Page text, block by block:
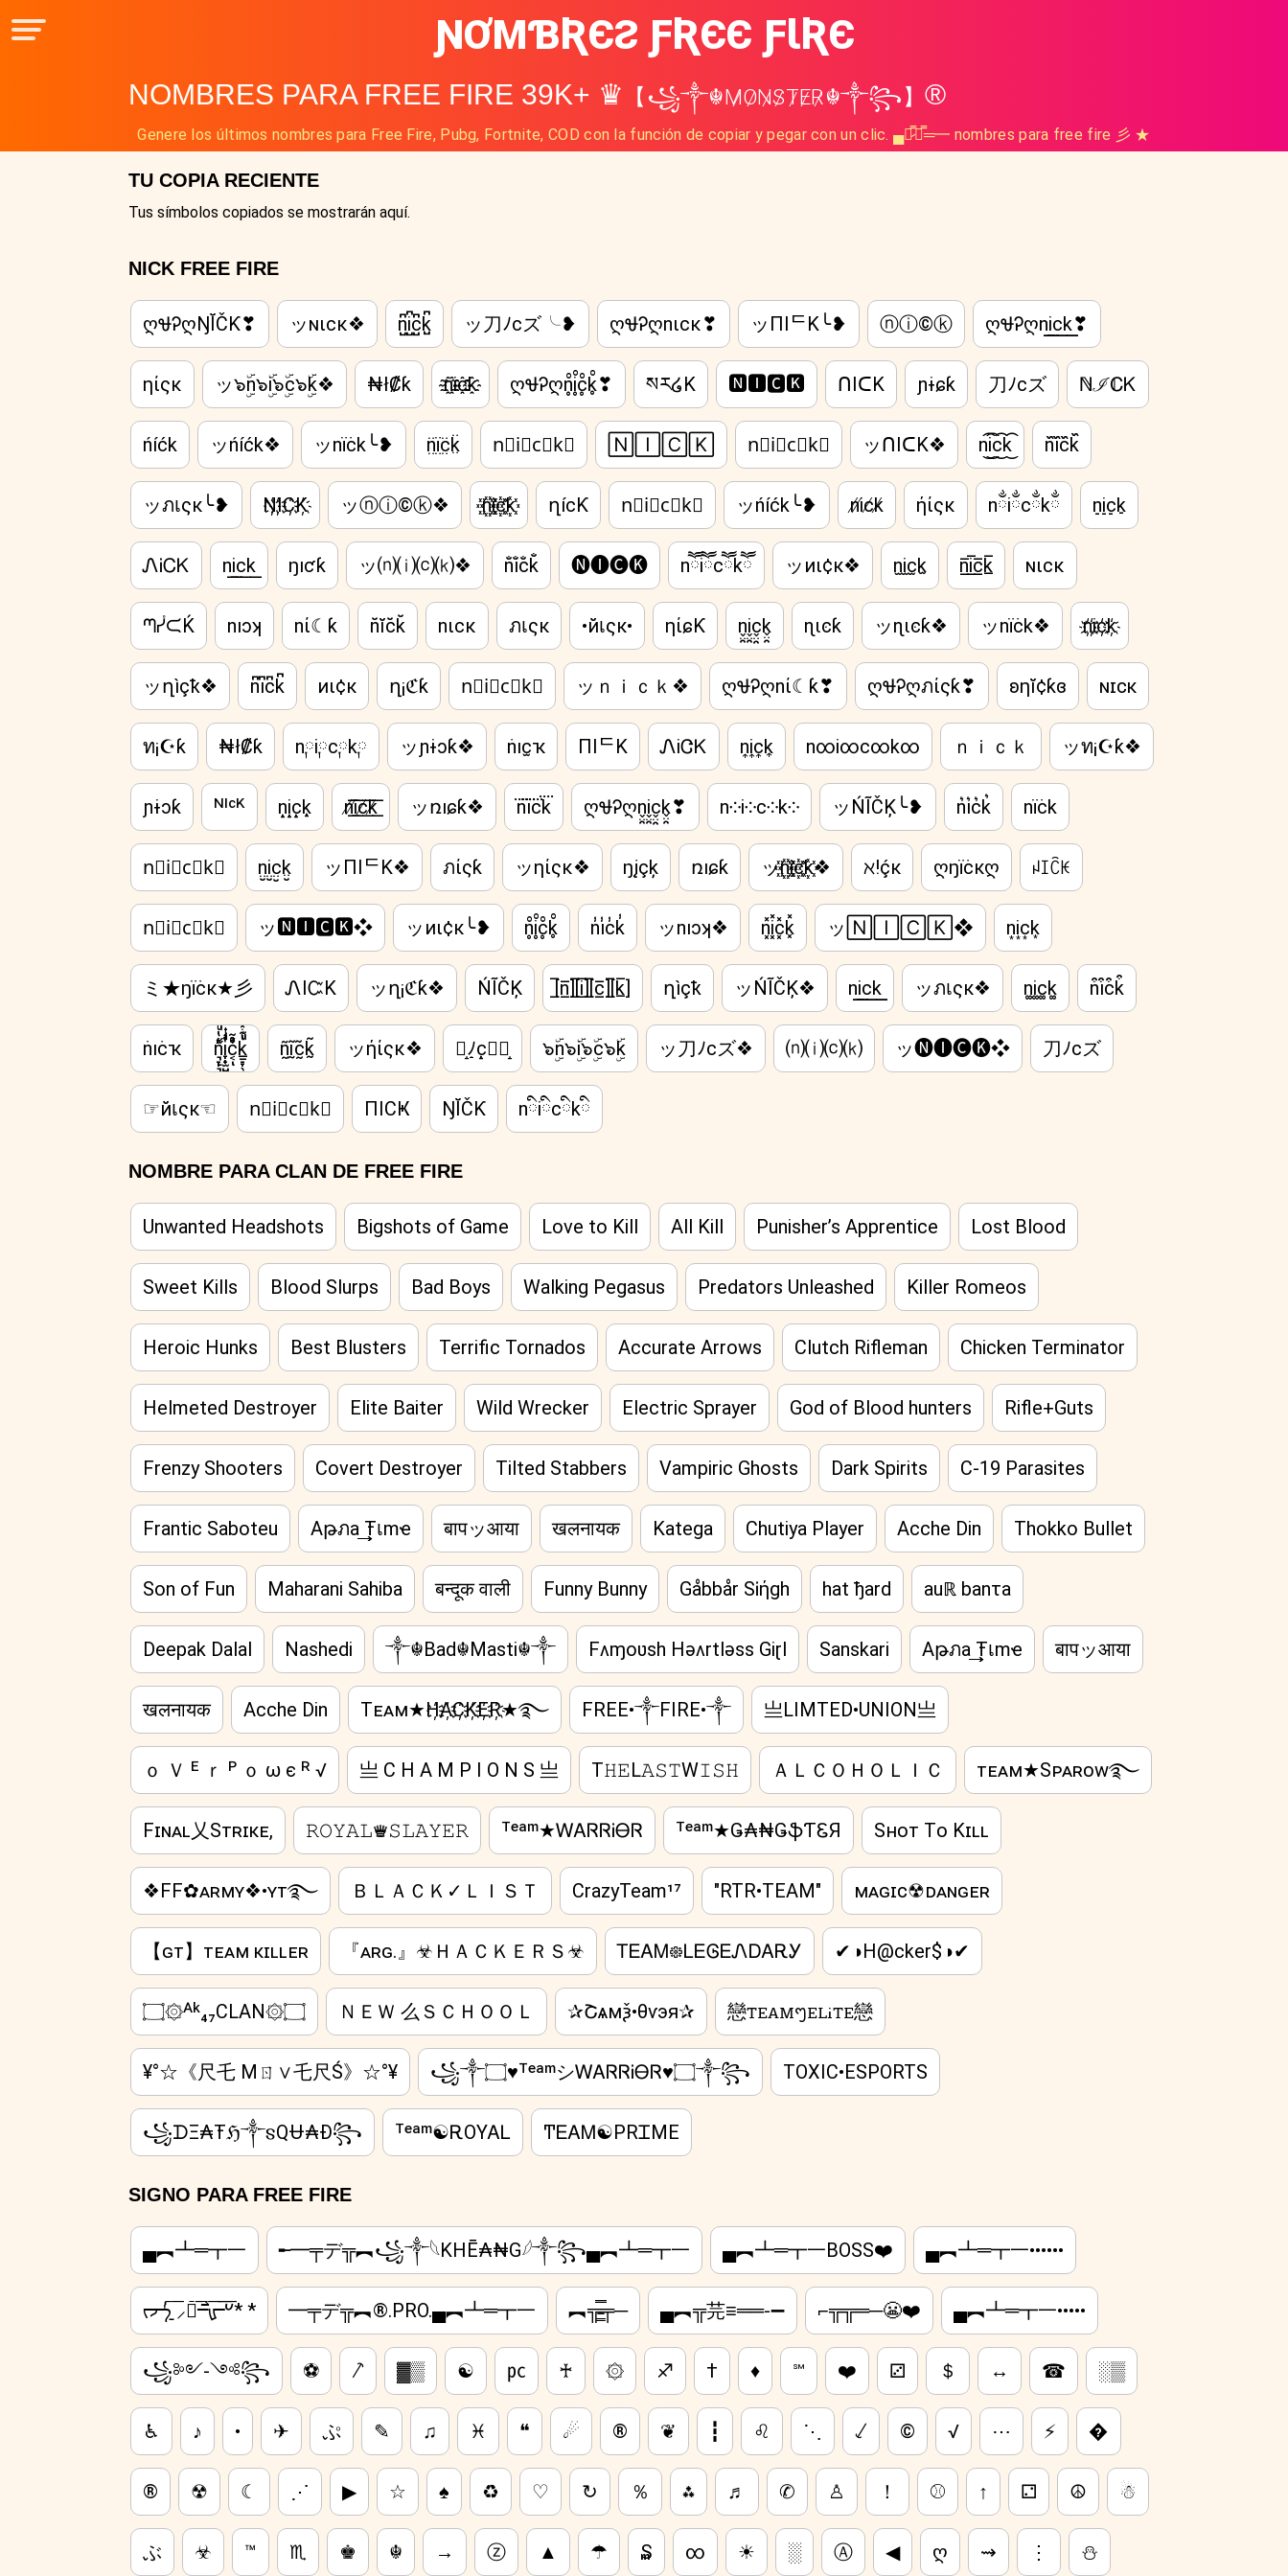
ƝƠMƁƦЄƧ ƑƦЄЄ ƑƖƦЄ
NOMBRES PARA FREE FIRE 39K+ ♛ 【꧁༒☬M̷O̷N̷S̷T̷E̷R̷☬༒꧂】 ®
Genere los últimos nombres para Free Fire, Pubg, Fortnite, COD con la función de copiar y pegar con un clic. ▄︻̷̿┻̿═━ nombres para free fire 彡 ★
TU COPIA RECIENTE
Tus símbolos copiados se mostrarán aquí.
NICK FREE FIRE
ღᏠᎮღŊĬČƘ❣ ッɴιcκ❖ n̺͆i̺͆c̺͆k̺͆ ッ刀ﾉcズ╰❥ ღᏠᎮღnιcĸ❣ ッПIᄃK╰❥ ⓝⓘ©ⓚ ღᏠᎮღn͟͟i͟͟c͟͟k͟͟❣
ηίςκ ッ๖ۣۜn๖ۣۜi๖ۣۜc๖ۣۜk❖ ₦ł₡ƙ n҈i҈c҈k҈ ღᏠᎮღn̥ͦi̥ͦc̥ͦk̥ͦ❣ སར໒K 🅽🅸🅲🅺 ᑎIᑕK ɲɨɕƙ 刀ﾉcズ ℕℐℂᏦ
ńíćk ッńíćk❖ ッnïċk╰❥ n̤̈ï̤c̤̈k̤̈ n⃟i⃟c⃟k⃟ 🄽🄸🄲🄺 n⃒i⃒c⃒k⃒ ッᑎIᑕK❖ n͜͡i͜͡c͜͡k͜͡ n᷈i᷈c᷈k᷈
ッภเςк╰❥ N҉I҉C҉K҉ ッⓝⓘ©ⓚ❖ n꙰i꙰c꙰k꙰ ղíϲƘ n⃕i⃕c⃕k⃕ ッńíćk╰❥ n̸i̸c̸k̸ ήίςκ nྂiྂcྂkྂ n̠i̠c̠k̠
ᏁᎥᏟᏦ n͟i͟c͟k͟ ŋıƈƙ ッ⒩⒤⒞⒦❖ n̐i̐c̐k̐ 🅝🅘🅒🅚 nཽiཽcཽkཽ ッиι¢к❖ n̫i̫c̫k̫ n̲̅i̲̅c̲̅k̲̅ ɴιcκ
ᘉᓮᙅḰ nıɔʞ nί☾ƙ n̆ĭc̆k̆ nιcĸ ภเςк •йเςк• ηίɕƘ n̬̤̯i̬̤̯c̬̤̯k̬̤̯ ɳɩͼƙ ッɳɩͼƙ❖ ッnïċk❖ n҉i҉c҉k҉
ッղìçҟ❖ n͆i͆c͆k͆ иι¢к ղ¡ℭƙ n⃒i⃒c⃒k⃒ ッｎｉｃｋ❖ ღᏠᎮღnί☾ƙ❣ ღᏠᎮღภίςƙ❣ ɴɪᴄᴋ
ท¡☪ƙ ₦ł₡ƙ n༙i༙c༙k༙ ッɲɨɔƙ❖ ṅıc̫ҡ ПIᄃK ᏁiᏣᏦ n͎i͎c͎k͎ n∞i∞c∞k∞ ｎｉｃｋ ッท¡☪ƙ❖
ɲɨɔƙ ᴺᴵᶜᴷ n̝i̝c̝k̝ n̸͟͞i̸͟͞c̸͟͞k̸͟͞ ッռıɕƙ❖ n⃜i⃜c⃜k⃜ ღᏠᎮღn̬̤̯i̬̤̯c̬̤̯k̬̤̯❣ n༶i༶c༶k༶ ッŃĨČĶ╰❥ n͛i͛c͛k͛ nïċk
n⃗i⃗c⃗k⃗ n̤̮i̤̮c̤̮k̤̮ ッПIᄃK❖ ภίςƙ ッηίςκ❖ ŋįçķ ռıɕƙ ッn꙰i꙰c꙰k꙰❖ ℵ!ḉк ღŋїċкღ ꈤꀤꉓꀘ
n⃘i⃘c⃘k⃘ ッ🅽🅸🅲🅺❖ ッиι¢к╰❥ n̥ͦi̥ͦc̥ͦk̥ͦ n̾i̾c̾k̾ ッnıɔʞ❖ n͓̽i͓̽c͓̽k͓̽ ッ🄽🄸🄲🄺❖ n͙i͙c͙k͙
ミ★ŋїċк★彡 ᏁIᏨK ッղ¡ℭƙ❖ ŃĨČĶ [̲̅n̲̅][̲̅i̲̅][̲̅c̲̅][̲̅k̲̅] ղìçҟ ッŃĨČĶ❖ n͟͟i͟͟c͟͟k͟͟ ッภเςк❖ n͚i͚c͚k͚ n͒i͒c͒k͒
ṅıċҡ n͉̠̙͉̗̺̋̋̔ͧ̊i̞̟̫̺ͭ̒ͭͣc͔ͣͦ́́͂ͅk̲̱̠̞̖ͧ̔͊̇̽̿̑ͯͅ ñ̰ḭ̃c̰̃k̰̃ ッήίςκ❖ 刀̝ﾉ̝c̝ズ̝ ๖ۣۜn๖ۣۜi๖ۣۜc๖ۣۜk ッ刀ﾉcズ❖ ⒩⒤⒞⒦ ッ🅝🅘🅒🅚❖ 刀ﾉcズ
☞йเςк☜ n⃣i⃣c⃣k⃣ ΠICҜ ŊĬČƘ nིiིcིkི
NOMBRE PARA CLAN DE FREE FIRE
Unwanted Headshots Bigshots of Game Love to Kill All Kill Punisher’s Apprentice Lost Blood
Sweet Kills Blood Slurps Bad Boys Walking Pegasus Predators Unleashed Killer Romeos
Heroic Hunks Best Blusters Terrific Tornados Accurate Arrows Clutch Rifleman Chicken Terminator
Helmeted Destroyer Elite Baiter Wild Wrecker Electric Sprayer God of Blood hunters Rifle+Guts
Frenzy Shooters Covert Destroyer Tilted Stabbers Vampiric Ghosts Dark Spirits C-19 Parasites
Frantic Saboteu Aթภa ͢͢͢Ŧเmҽ बापッआया खलनायक Katega Chutiya Player Acche Din Thokko Bullet
Son of Fun Maharani Sahiba बन्दूक वाली Funny Bunny Gåbbår SᎥήgh hat ђard auℝ banτa
Deepak Dalal Nashedi ༒☬Bad☬Masti☬༒ Fʌɱoʋsh Həʌrtləss Giɽl Sanskari Aթภa ͢͢͢Ŧเmҽ बापッआया
खलनायक Acche Din Tᴇᴀᴍ★H҉A҉C҉K҉E҉R҉★࿐ FREE•༒FIRE•༒ 亗LIMTED•UNION亗
ｏ Ｖ ᴱ ｒ ᴾ ｏ ω є ᴿ √ 亗 C H A M P I O N S 亗 T𝙷𝙴L𝙰𝚂𝚃W𝙸𝚂𝙷 ＡＬＣＯＨＯＬＩＣ ᴛᴇᴀᴍ★Sᴘᴀʀᴏᴡ࿐
Fɪɴᴀʟ乂Sᴛʀɪᴋᴇ, 𝚁𝙾𝚈𝙰𝙻♛𝚂𝙻𝙰𝚈𝙴𝚁 ᵀᵉᵃᵐ★ᎳᎪᏒᏒᎥᎾᏒ ᵀᵉᵃᵐ★Ǥ₳₦ǤֆƬᏋЯ Sʜᴏᴛ Tᴏ Kɪʟʟ
❖FF✿ᴀʀᴍʏ❖•ʏᴛ࿐ ＢＬＡＣＫ✓ＬＩＳＴ CrazyTeam¹⁷ ″RTR•TEAM″ ᴍᴀɢɪᴄ☢ᴅᴀɴɢᴇʀ
【ɢᴛ】ᴛᴇᴀᴍ ᴋɪʟʟᴇʀ 『ᴀʀɢ.』☣ＨＡＣＫＥＲＳ☣ ᎢᎬᎪᎷ᪥ᏞᎬᎶᎬᏁᎠᎪᎡᎩ ✔◑H@cker$◑✔
۝۞ᴬᵏ₄₇CLAN۞۝ ＮＥＷ 么ＳＣＨＯＯＬ ️✰Շѧмѯ•θѵэя✰ 戀ꭲꭼꭺꮇᪧꭼꮮꭵꭲꭼ戀
¥°☆《尺乇 Mㄖ∨乇尺Ś》☆°¥ ꧁༒۝♥ᵀᵉᵃᵐシᎳᎪᏒᏒᎥᎾᏒ♥۝༒꧂ TOXIC•ESPORTS
꧁ᗪΞ₳Ŧℌ༒𐍃QɄ₳Đ꧂ ᵀᵉᵃᵐ☯ᎡOYᎪᏞ ͲᎬᎪᎷ☯PRᏆME
SIGNO PARA FREE FIRE
▄︻┻═┳一 ╾━╤デ╦︻꧁⁣༒𓆩KHĒ₳₦G𓆪༒꧂▄︻┻═┳一 ▄︻┻═┳一BOSS❤️ ▄︻┻═┳一••••••
ᡕᠵ᠊ᡃ່࡚ࠢ࠘ ⸝່ࠡࠣ᠊߯᠆ࠣ࠘ᡁࠣ࠘᠊᠊ࠢ࠘𐡏* * ━╤デ╦︻®.PRO.▄︻┻═┳一 ︻╦̵̵͇̿̿̿̿╤─ ▄︻╦芫≡══-➖ ⌐╦╦═─😬❤️ ▄︻┻═┳一•••••
꧁༻-༺꧂ ⚽ ⸕ ▓▒ ☯ ㍶ ♰ ۞ ♐ † ♦ ℠ ❤️ ⚂ ＄ ↔ ☎ ░▒
♿︎ ♪ • ✈ ぷ ✎ ♫ ♓ ❝ ☄ ®️ ❦ ┇ ♌︎ ⋱ ⸔ © √ ⋯ ⚡ �
® ☢ ☾ ⋰ ▶ ☆ ♠ ♻ ♡ ↻ ％ ⁂ ♬ ✆ ♙ ！ ⚾ ↑ ⚁ ☮ ☃
ぶ ☣ ™ ♏ ♚ ☬ → ⓩ ▲ ☂ ₷ ∞ ☀ ░ Ⓐ ◀ ღ ⇝ ⋮ ⛄